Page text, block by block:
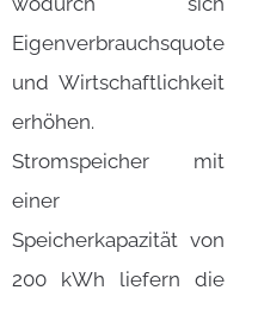
Eigenverbrauchsquote
und Wirtschaftlichkeit
erhöhen.
Stromspeicher mit
einer
Speicherkapazität von
200 kWh liefern die